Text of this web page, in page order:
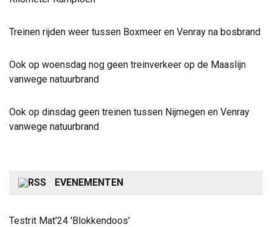
Treinen rijden weer tussen Boxmeer en Venray na bosbrand
Ook op woensdag nog geen treinverkeer op de Maaslijn
vanwege natuurbrand
Ook op dinsdag geen treinen tussen Nijmegen en Venray
vanwege natuurbrand
EVENEMENTEN
Testrit Mat'24 'Blokkendoos'